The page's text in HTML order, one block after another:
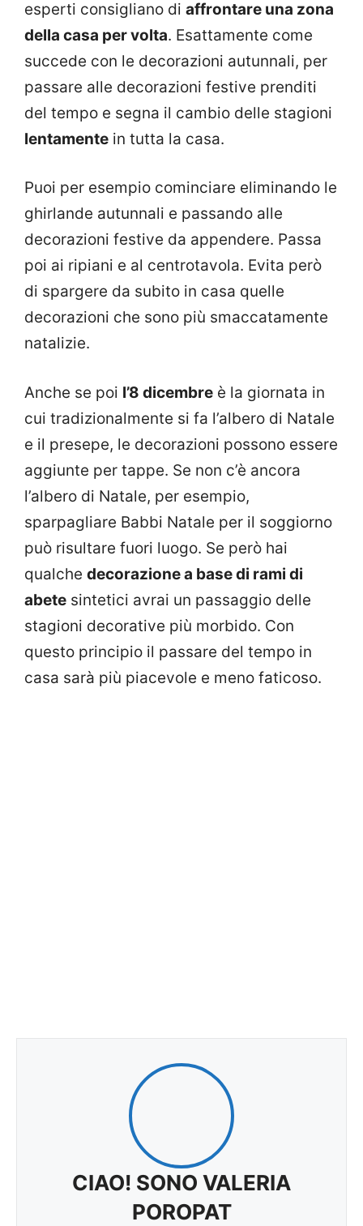
esperti consigliano di affrontare una zona
della casa per volta. Esattamente come
succede con le decorazioni autunnali, per
passare alle decorazioni festive prenditi
del tempo e segna il cambio delle stagioni
lentamente in tutta la casa.
Puoi per esempio cominciare eliminando le
ghirlande autunnali e passando alle
decorazioni festive da appendere. Passa
poi ai ripiani e al centrotavola. Evita però
di spargere da subito in casa quelle
decorazioni che sono più smaccatamente
natalizie.
Anche se poi l’8 dicembre è la giornata in
cui tradizionalmente si fa l’albero di Natale
e il presepe, le decorazioni possono essere
aggiunte per tappe. Se non c’è ancora
l’albero di Natale, per esempio,
sparpagliare Babbi Natale per il soggiorno
può risultare fuori luogo. Se però hai
qualche decorazione a base di rami di
abete sintetici avrai un passaggio delle
stagioni decorative più morbido. Con
questo principio il passare del tempo in
casa sarà più piacevole e meno faticoso.
CIAO! SONO VALERIA
POROPAT